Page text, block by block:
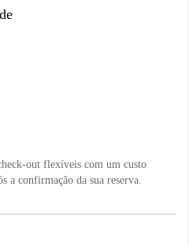
out flexíveis com um custo
a confirmação da sua reserva.